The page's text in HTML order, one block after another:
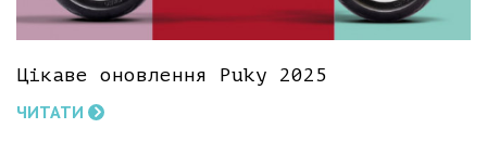
Цікаве оновлення Puky 2025
ЧИТАТИ